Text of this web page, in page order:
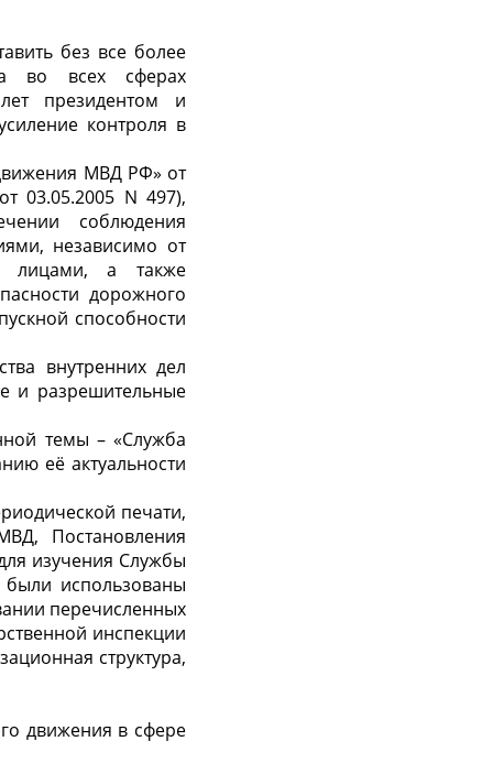
без все более
во всех сферах
президентом и
контроля в
МВД РФ» от
03.05.2005 N 497),
соблюдения
независимо от
лицами, а также
дорожного
способности
внутренних дел
и разрешительные
темы – «Служба
её актуальности
печати,
Постановления
изучения Службы
использованы
перечисленных
инспекции
структура,
движения в сфере